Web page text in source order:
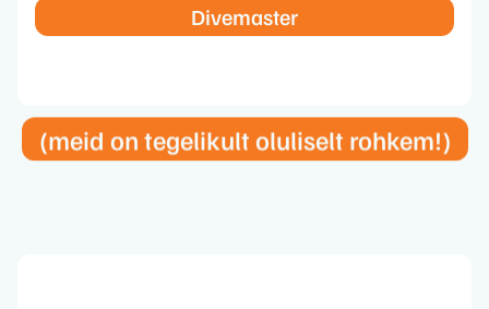
Divemaster
(meid on tegelikult oluliselt rohkem!)